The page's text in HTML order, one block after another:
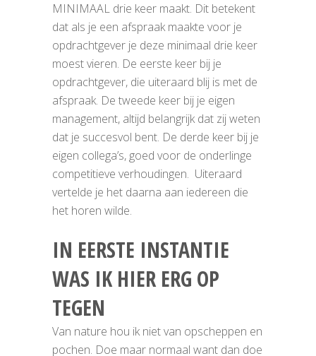
MINIMAAL drie keer maakt. Dit betekent
dat als je een afspraak maakte voor je
opdrachtgever je deze minimaal drie keer
moest vieren. De eerste keer bij je
opdrachtgever, die uiteraard blij is met de
afspraak. De tweede keer bij je eigen
management, altijd belangrijk dat zij weten
dat je succesvol bent. De derde keer bij je
eigen collega’s, goed voor de onderlinge
competitieve verhoudingen. Uiteraard
vertelde je het daarna aan iedereen die
het horen wilde.
IN EERSTE INSTANTIE
WAS IK HIER ERG OP
TEGEN
Van nature hou ik niet van opscheppen en
pochen. Doe maar normaal want dan doe